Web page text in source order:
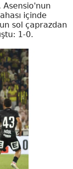
içinde
sol çaprazdan
1-0.